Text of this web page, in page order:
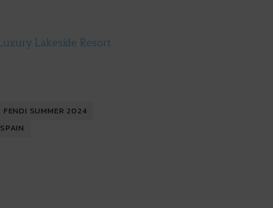
Lakeside Resort
FENDI SUMMER 2024